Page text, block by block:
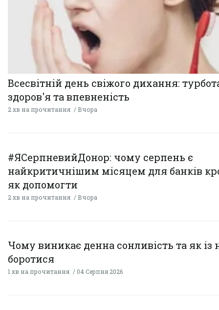
Всесвітній день свіжого дихання:
здоров'я та впевненість
2 хв на прочитання Вчора
#ЯСерпневийДонор: чому серпень є
найкритичнішим місяцем для банків
як допомогти
2 хв на прочитання Вчора
Чому виникає денна сонливість та як із
боротися
1 хв на прочитання 04 Серпня 2026